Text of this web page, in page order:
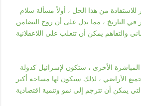
في التاريخ ، مما يدل على أن روح التضامن
الأراضي ، لذلك سيكون لها مساحة أكبر